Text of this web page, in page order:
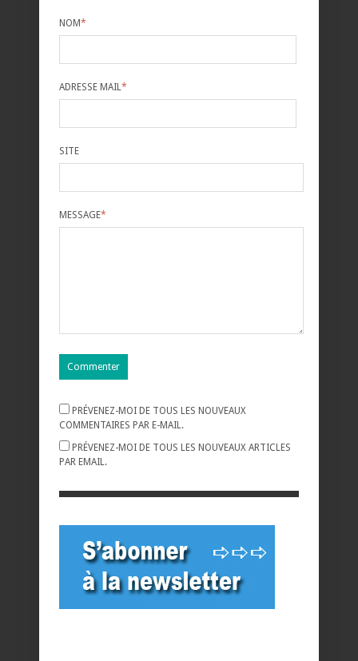
NOM*
ADRESSE MAIL *
SITE
MESSAGE*
PRÉVENEZ-MOI DE TOUS LES NOUVEAUX
COMMENTAIRES PAR E-MAIL.
PRÉVENEZ-MOI DE TOUS LES NOUVEAUX ARTICLES
PAR EMAIL.